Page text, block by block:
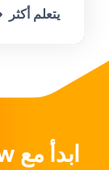
يتعلم أكثر
ابدأ مع TensorFlow